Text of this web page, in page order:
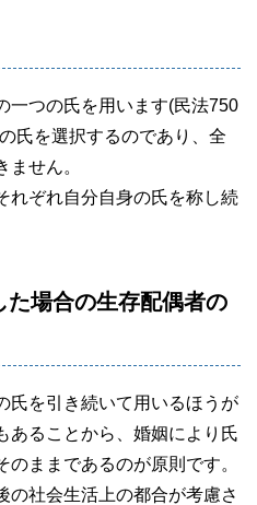
一つの氏を用います(民法750
氏を選択するのであり、全
ません。
れぞれ自分自身の氏を称し続
場合の生存配偶者の
氏を引き続いて用いるほうが
あることから、婚姻により氏
ままであるのが原則です。
の社会生活上の都合が考慮さ